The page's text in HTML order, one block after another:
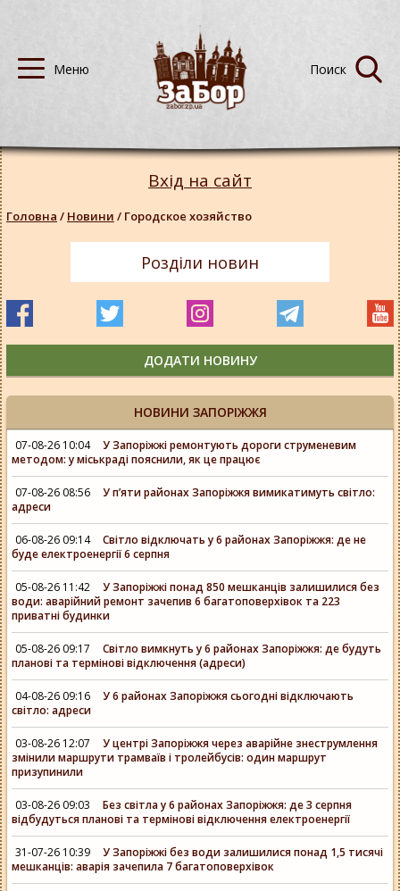
Вхід на сайт
Головна / Новини / Городское хозяйство
Розділи новин
ДОДАТИ НОВИНУ
НОВИНИ ЗАПОРІЖЖЯ
07-08-26 10:04
У Запоріжжі ремонтують дороги струменевим
методом: у міськраді пояснили, як це працює
07-08-26 08:56
У п’яти районах Запоріжжя вимикатимуть світло:
адреси
06-08-26 09:14
Світло відключать у 6 районах Запоріжжя: де не
буде електроенергії 6 серпня
05-08-26 11:42
У Запоріжжі понад 850 мешканців залишилися без
води: аварійний ремонт зачепив 6 багатоповерхівок та 223
приватні будинки
05-08-26 09:17
Світло вимкнуть у 6 районах Запоріжжя: де будуть
планові та термінові відключення (адреси)
04-08-26 09:16
У 6 районах Запоріжжя сьогодні відключають
світло: адреси
03-08-26 12:07
У центрі Запоріжжя через аварійне знеструмлення
змінили маршрути трамваїв і тролейбусів: один маршрут
призупинили
03-08-26 09:03
Без світла у 6 районах Запоріжжя: де 3 серпня
відбудуться планові та термінові відключення електроенергії
31-07-26 10:39
У Запоріжжі без води залишилися понад 1,5 тисячі
мешканців: аварія зачепила 7 багатоповерхівок